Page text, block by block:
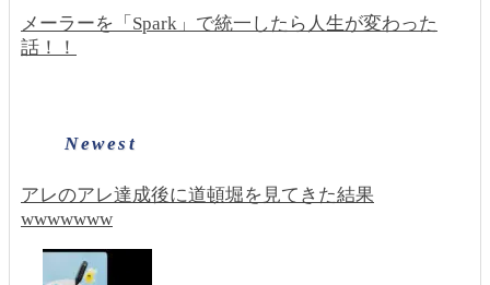
メーラーを「Spark」で統一したら人生が変わった
話！！
Newest
アレのアレ達成後に道頓堀を見てきた結果
wwwwwww